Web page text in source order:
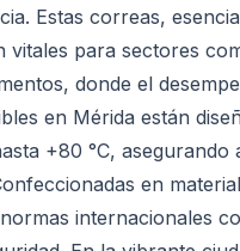
Estas correas,
vitales para sectores
donde el
en Mérida están
+80 °C,
en
internacionales